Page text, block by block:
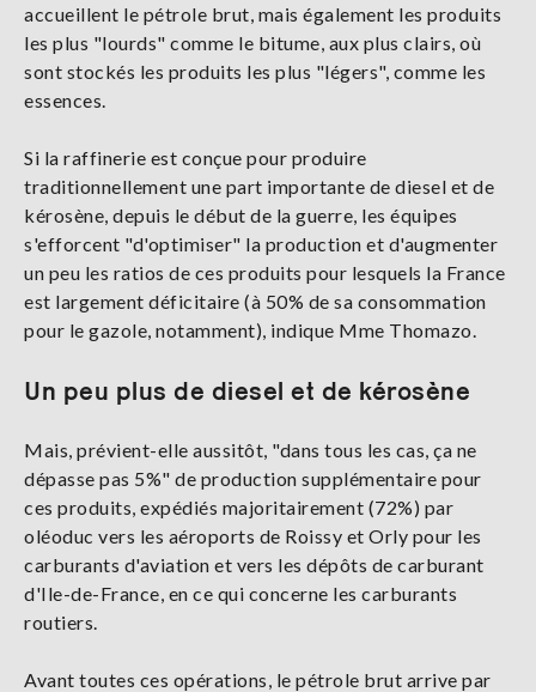
accueillent le pétrole brut, mais également les produits
les plus "lourds" comme le bitume, aux plus clairs, où
sont stockés les produits les plus "légers", comme les
essences.
Si la raffinerie est conçue pour produire
traditionnellement une part importante de diesel et de
kérosène, depuis le début de la guerre, les équipes
s'efforcent "d'optimiser" la production et d'augmenter
un peu les ratios de ces produits pour lesquels la France
est largement déficitaire (à 50% de sa consommation
pour le gazole, notamment), indique Mme Thomazo.
Un peu plus de diesel et de kérosène
Mais, prévient-elle aussitôt, "dans tous les cas, ça ne
dépasse pas 5%" de production supplémentaire pour
ces produits, expédiés majoritairement (72%) par
oléoduc vers les aéroports de Roissy et Orly pour les
carburants d'aviation et vers les dépôts de carburant
d'Ile-de-France, en ce qui concerne les carburants
routiers.
Avant toutes ces opérations, le pétrole brut arrive par